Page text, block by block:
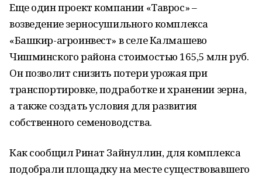
Еще один проект компании «Таврос» –
возведение зерносушильного комплекса
«Башкир-агроинвест» в селе Калмашево
Чишминского района стоимостью 165,5 млн руб.
Он позволит снизить потери урожая при
транспортировке, подработке и хранении зерна,
а также создать условия для развития
собственного семеноводства.
Как сообщил Ринат Зайнуллин, для комплекса
подобрали площадку на месте существовавшего